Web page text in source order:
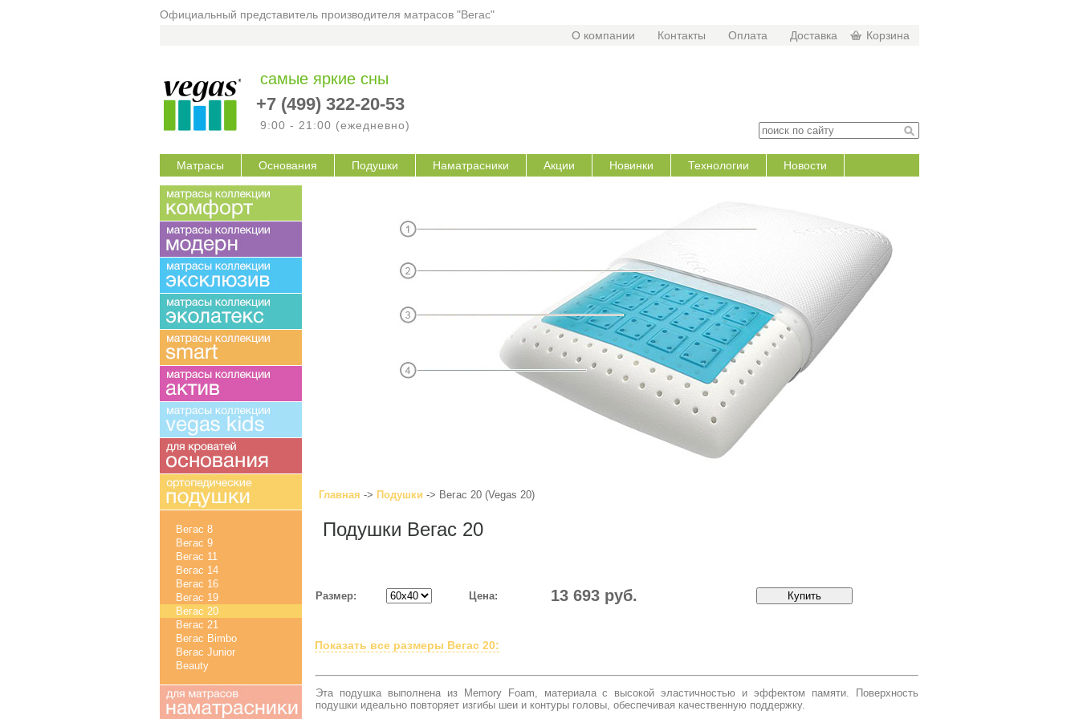
Официальный представитель производителя матрасов "Вегас"
О компании
Контакты Оплата Доставка Корзина
самые яркие сны
+7 (499) 322-20-53
9:00 - 21:00 (ежедневно)
Матрасы Основания Подушки Наматрасники Акции Новинки Технологии Новости
Вегас 8
Вегас 9
Вегас 11
Вегас 14
Вегас 16
Вегас 19
Вегас 20
Вегас 21
Вегас Bimbo
Вегас Junior
Beauty
Главная -> Подушки -> Вегас 20 (Vegas 20)
Подушки Вегас 20
Размер: Цена: 13 693 руб.
Показать все размеры Вегас 20:
Эта подушка выполнена из Memory Foam, материала с высокой эластичностью и эффектом памяти. Поверхность
подушки идеально повторяет изгибы шеи и контуры головы, обеспечивая качественную поддержку.